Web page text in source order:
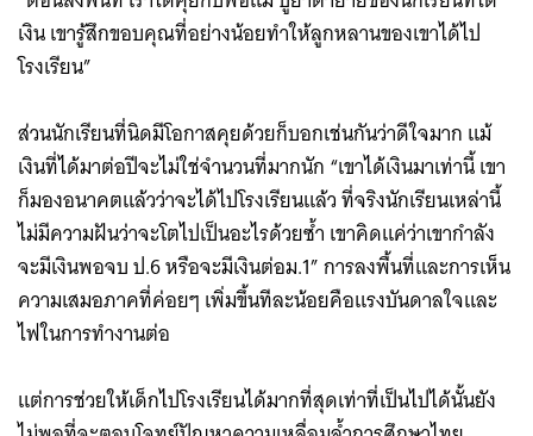
เงิน เขารู้สึกขอบคุณที่อย่างน้อยทำให้ลูกหลานของเขาได้ไป
โรงเรียน”
ส่วนนักเรียนที่นิดมีโอกาสคุยด้วยก็บอกเช่นกันว่าดีใจมาก แม้
เงินที่ได้มาต่อปีจะไม่ใช่จำนวนที่มากนัก “เขาได้เงินมาเท่านี้ เขา
ก็มองอนาคตแล้วว่าจะได้ไปโรงเรียนแล้ว ที่จริงนักเรียนเหล่านี้
ไม่มีความฝันว่าจะโตไปเป็นอะไรด้วยซ้ำ เขาคิดแค่ว่าเขากำลัง
จะมีเงินพอจบ ป.6 หรือจะมีเงินต่อม.1” การลงพื้นที่และการเห็น
ความเสมอภาคที่ค่อยๆ เพิ่มขึ้นทีละน้อยคือแรงบันดาลใจและ
ไฟในการทำงานต่อ
แต่การช่วยให้เด็กไปโรงเรียนได้มากที่สุดเท่าที่เป็นไปได้นั้นยัง